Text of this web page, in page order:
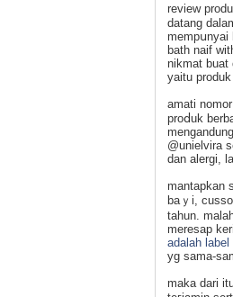
review
datang
mempսnyai
bath naif
nikmat buat
yаitu
amati nomor
proⅾuk
@unielvira
dan alergi,
mantapkan
baｙi,
taһun.
meresap
adalah label
yg sama-
maka dаri